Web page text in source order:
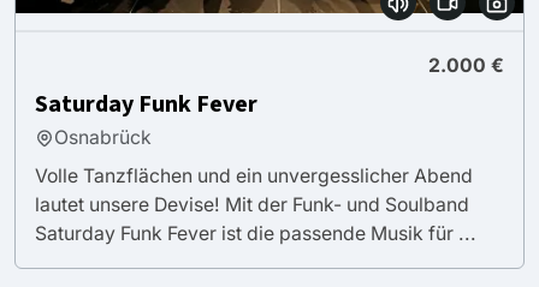
2.000 €
Saturday Funk Fever
Osnabrück
Volle Tanzflächen und ein unvergesslicher Abend
lautet unsere Devise! Mit der Funk- und Soulband
Saturday Funk Fever ist die passende Musik für ...